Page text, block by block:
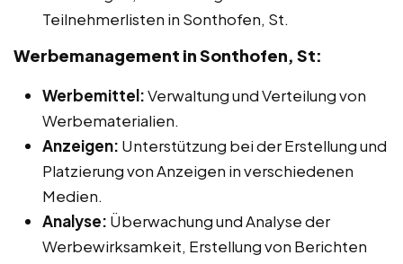
Teilnehmerlisten in Sonthofen, St.
Werbemanagement in Sonthofen, St:
Werbemittel:Verwaltung und Verteilung von
Werbematerialien.
Anzeigen: Unterstützung bei der Erstellung und
Platzierung von Anzeigen in verschiedenen
Medien.
Analyse: Überwachung und Analyse der
Werbewirksamkeit, Erstellung von Berichten